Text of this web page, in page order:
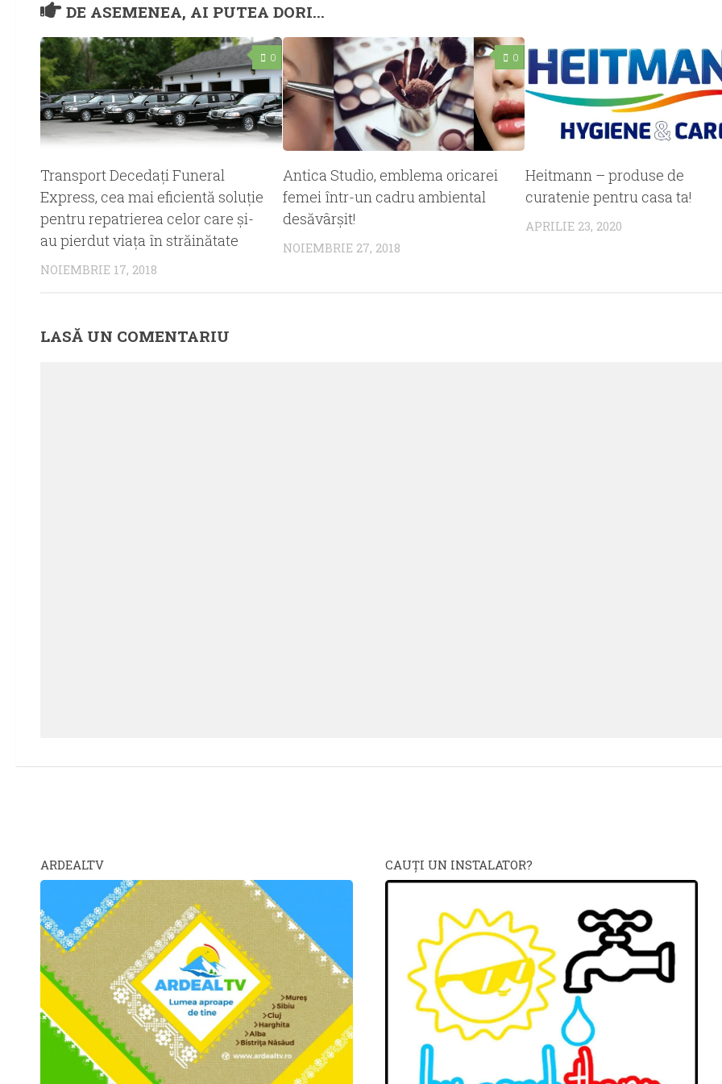
DE ASEMENEA, AI PUTEA DORI...
0
Transport Decedați Funeral
Express, cea mai eficientă soluție
pentru repatrierea celor care și-
au pierdut viața în străinătate
NOIEMBRIE 17, 2018
0
Antica Studio, emblema oricarei
femei într-un cadru ambiental
desăvârşit!
NOIEMBRIE 27, 2018
Heitmann – produse de
curatenie pentru casa ta!
APRILIE 23, 2020
LASĂ UN COMENTARIU
ARDEALTV CAUŢI UN INSTALATOR?